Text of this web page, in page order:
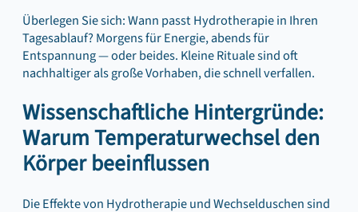
Überlegen Sie sich: Wann passt Hydrotherapie in Ihren
Tagesablauf? Morgens für Energie, abends für
Entspannung — oder beides. Kleine Rituale sind oft
nachhaltiger als große Vorhaben, die schnell verfallen.
Wissenschaftliche Hintergründe:
Warum Temperaturwechsel den
Körper beeinflussen
Die Effekte von Hydrotherapie und Wechselduschen sind